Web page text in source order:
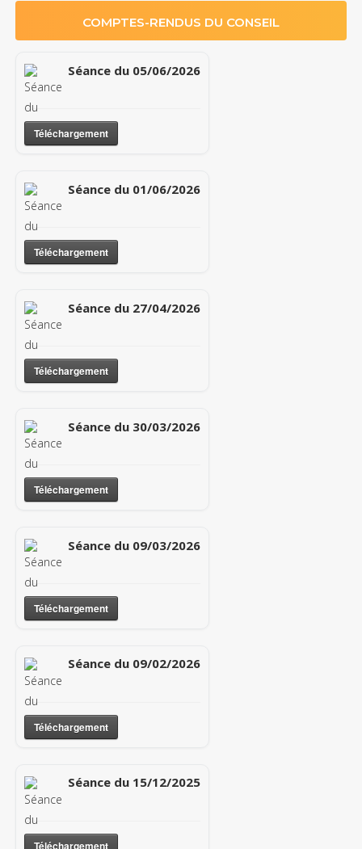
COMPTES-RENDUS DU CONSEIL
Séance du 05/06/2026
Téléchargement
Séance du 01/06/2026
Téléchargement
Séance du 27/04/2026
Téléchargement
Séance du 30/03/2026
Téléchargement
Séance du 09/03/2026
Téléchargement
Séance du 09/02/2026
Téléchargement
Séance du 15/12/2025
Téléchargement